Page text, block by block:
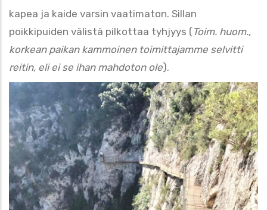
kapea ja kaide varsin vaatimaton. Sillan
poikkipuiden välistä pilkottaa tyhjyys (Toim. huom.,
korkean paikan kammoinen toimittajamme selvitti
reitin, eli ei se ihan mahdoton ole).